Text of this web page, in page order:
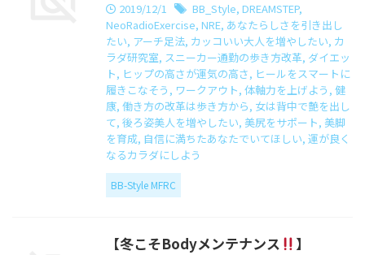
2019/12/1 BB_Style, DREAMSTEP,
NeoRadioExercise, NRE, あなたらしさを引き出し
たい, アーチ足法, カッコいい大人を増やしたい, カ
ラダ研究室, スニーカー通勤の歩き方改革, ダイエッ
ト, ヒップの高さが運気の高さ, ヒールをスマートに
履きこなそう , ワークアウト, 体軸力を上げよう , 健
康, 働き方の改革は歩き方から, 女は背中で艶を出し
て, 後ろ姿美人を増やしたい, 美尻をサポート, 美脚
を育成, 自信に満ちたあなたでいてほしい, 運が良く
なるカラダにしよう
BB-Style MFRC
【冬こそBodyメンテナンス 】